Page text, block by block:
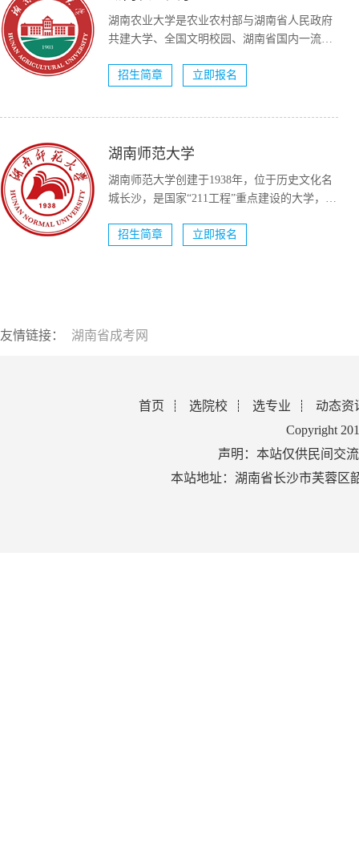
湖南农业大学是农业农村部与湖南省人民政府
共建大学、全国文明校园、湖南省国内一流大
招生简章
立即报名
湖南师范大学
湖南师范大学创建于1938年，位于历史文化名
城长沙，是国家“211工程”重点建设的大学，国
招生简章
立即报名
友情链接： 湖南省成考网
首页 选院校 选专业
动态资
Copyright
声明：本站仅供民间交
本站地址：湖南省长沙市芙蓉区